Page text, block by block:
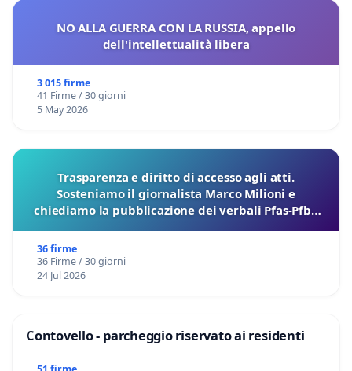
NO ALLA GUERRA CON LA RUSSIA, appello
dell'intellettualità libera
3 015 firme
41 Firme / 30 giorni
5 May 2026
Trasparenza e diritto di accesso agli atti.
Sosteniamo il giornalista Marco Milioni e
chiediamo la pubblicazione dei verbali Pfas-Pfba
36 firme
36 Firme / 30 giorni
24 Jul 2026
Contovello - parcheggio riservato ai residenti